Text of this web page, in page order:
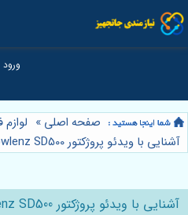
صفحه اصلی »
آشنایی با ویدئو پروژکتور owlenz SD500 هوشمند:فروشگاه النز
آشنایی با ویدئو پروژکتور owlenz SD500 هوشمند:فروشگاه النز